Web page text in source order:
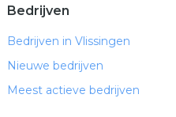
Bedrijven
Bedrijven in Vlissingen
Nieuwe bedrijven
Meest actieve bedrijven